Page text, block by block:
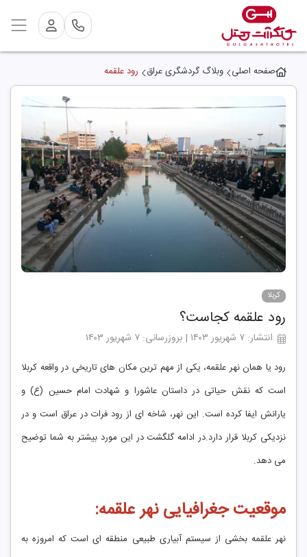
صفحه اصلی وبلاگ گردشگری عراق رود علقمه
کربلا
رود علقمه کجاست؟
انتشار: ۷ شهریور ۱۴۰۳ | بروزرسانی: ۷ شهریور ۱۴۰۳
رود یا همان نهر علقمه، یکی از مهم‌ ترین مکان‌ های تاریخی در واقعه کربلا
است که نقش حیاتی در داستان عاشورا و شهادت امام حسین (ع) و
یارانش ایفا کرده است. این نهر، شاخه ‌ای از رود فرات در عراق است و در
نزدیکی کربلا قرار دارد.در ادامه گلگشت در این مورد بیشتر به شما توضیح
می دهد.
موقعیت جغرافیایی نهر علقمه:
نهر علقمه بخشی از سیستم آبیاری طبیعی منطقه‌ ای است که امروزه به